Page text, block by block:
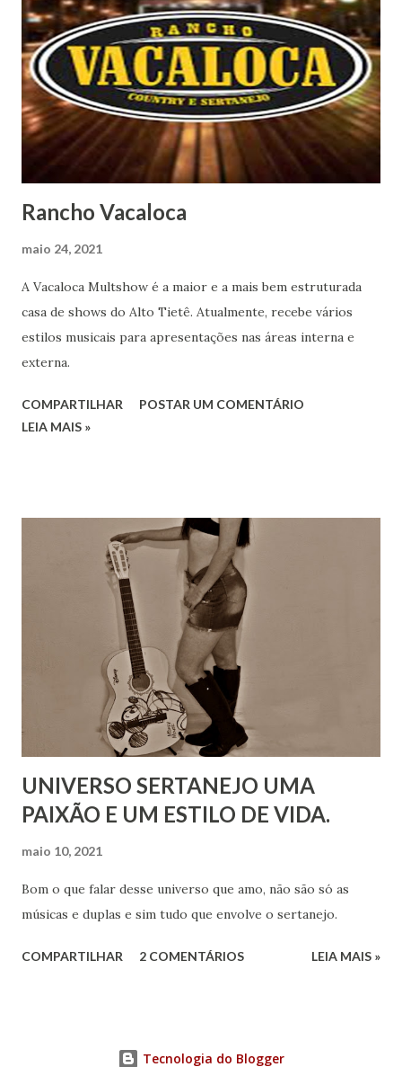
Rancho Vacaloca
maio 24, 2021
A Vacaloca Multshow é a maior e a mais bem estruturada
casa de shows do Alto Tietê. Atualmente, recebe vários
estilos musicais para apresentações nas áreas interna e
externa.
COMPARTILHAR
POSTAR UM COMENTÁRIO
LEIA MAIS »
UNIVERSO SERTANEJO UMA
PAIXÃO E UM ESTILO DE VIDA.
maio 10, 2021
Bom o que falar desse universo que amo, não são só as
músicas e duplas e sim tudo que envolve o sertanejo.
COMPARTILHAR 2 COMENTÁRIOS LEIA MAIS »
Tecnologia do Blogger